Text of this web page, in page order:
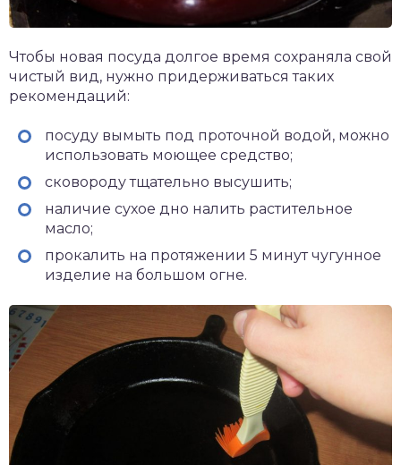
Чтобы новая посуда долгое время сохраняла свой
чистый вид, нужно придерживаться таких
рекомендаций:
посуду вымыть под проточной водой, можно
использовать моющее средство;
сковороду тщательно высушить;
наличие сухое дно налить растительное
масло;
прокалить на протяжении 5 минут чугунное
изделие на большом огне.